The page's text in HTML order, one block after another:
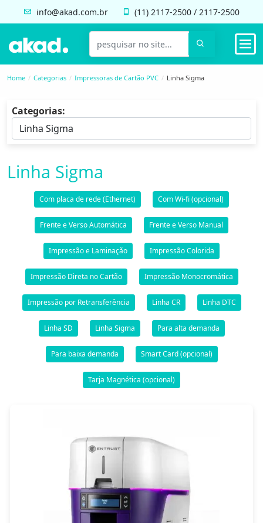
info@akad.com.br (11) 2117-2500 / 2117-2500
Home Categorias Impressoras de Cartão PVC Linha Sigma
Categorias:
Linha Sigma
Com placa de rede (Ethernet) Com Wi-fi (opcional)
Frente e Verso Automática Frente e Verso Manual
Impressão e Laminação Impressão Colorida
Impressão Direta no Cartão Impressão Monocromática
Impressão por Retransferência Linha CR Linha DTC
Linha SD Linha Sigma Para alta demanda
Para baixa demanda Smart Card (opcional)
Tarja Magnética (opcional)